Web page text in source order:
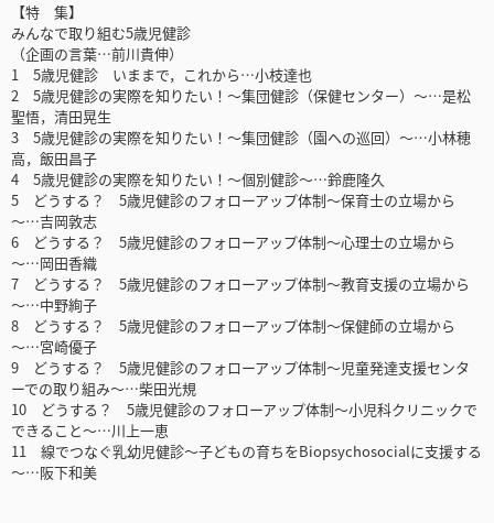
【特 集】
みんなで取り組む5歳児健診
（企画の言葉…前川貴伸）
1 5歳児健診 いままで，これから…小枝達也
2 5歳児健診の実際を知りたい！～集団健診（保健センター）～…是松
聖悟，清田晃生
3 5歳児健診の実際を知りたい！～集団健診（園への巡回）～…小林穂
高，飯田昌子
4 5歳児健診の実際を知りたい！～個別健診～…鈴鹿隆久
5 どうする？ 5歳児健診のフォローアップ体制～保育士の立場から
～…吉岡敦志
6 どうする？ 5歳児健診のフォローアップ体制～心理士の立場から
～…岡田香織
7 どうする？ 5歳児健診のフォローアップ体制～教育支援の立場から
～…中野絢子
8 どうする？ 5歳児健診のフォローアップ体制～保健師の立場から
～…宮崎優子
9 どうする？ 5歳児健診のフォローアップ体制～児童発達支援センタ
ーでの取り組み～…柴田光規
10 どうする？ 5歳児健診のフォローアップ体制～小児科クリニックで
できること～…川上一恵
11 線でつなぐ乳幼児健診～子どもの育ちをBiopsychosocialに支援する
～…阪下和美